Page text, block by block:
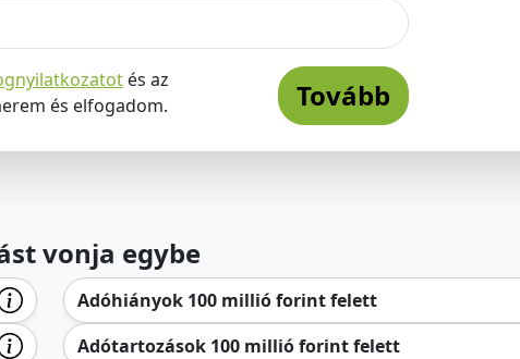
és az
és elfogadom. Tovább
vonja egybe
Adóhiányok 100 millió forint felett
Adótartozások 100 millió forint felett